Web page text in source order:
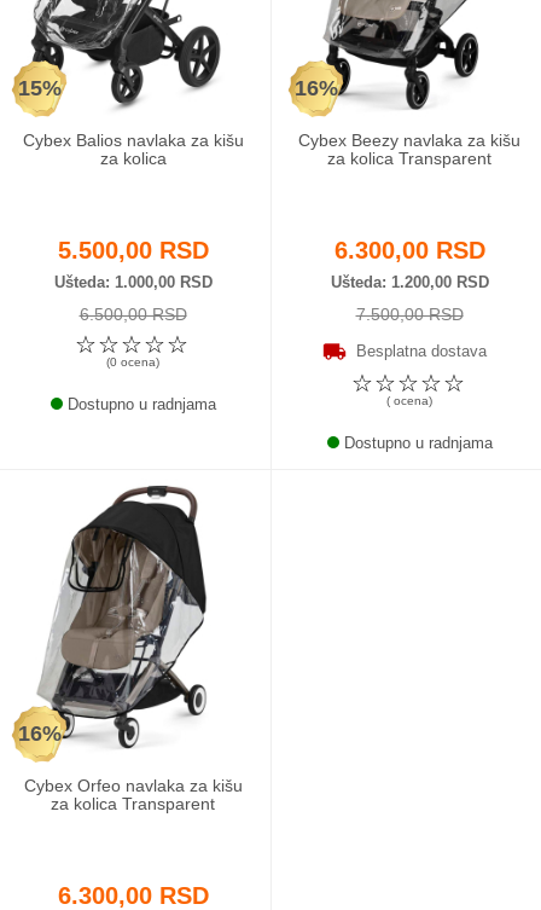
Odeća i obuća
Igračke za bebe i decu
AKCIJA
Call Centar
011 438 1 000
15%
Cybex Balios navlaka za kišu
za kolica
5.500,00 RSD
Ušteda 1.000,00 RSD
6.500,00 RSD
☆
☆
☆
☆
☆
(0 ocena)
Dostupno u radnjama
16%
Cybex Beezy navlaka za kišu
za kolica Transparent
6.300,00 RSD
Ušteda 1.200,00 RSD
7.500,00 RSD
Besplatna dostava
☆
☆
☆
☆
☆
( ocena)
Dostupno u radnjama
16%
Cybex Orfeo navlaka za kišu
za kolica Transparent
6.300,00 RSD